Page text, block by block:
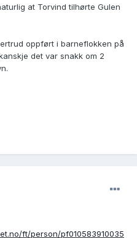
at Torvind tilhørte Gulen
oppført i barneflokken på
det var snakk om 2
ft/person/pf010583910035